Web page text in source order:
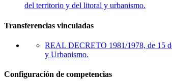
del territorio y del litoral y urbanismo.
Transferencias vinculadas
REAL DECRETO 1981/1978, de 15
y Urbanismo.
Configuración de competencias